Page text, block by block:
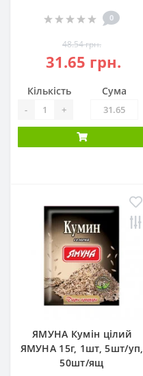
0
48.54 грн.
31.65 грн.
Кількість
- +
Сума
ЯМУНА Кумін цілий
ЯМУНА 15г, 1шт, 5шт/уп,
50шт/ящ